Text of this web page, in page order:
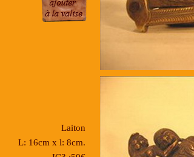
Laiton
L: 16cm x l: 8cm.